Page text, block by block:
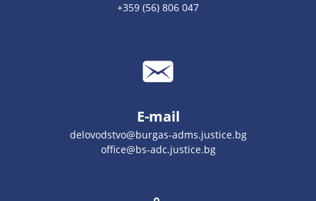
+359 (56) 806 047
E-mail
delovodstvo@burgas-adms.justice.bg
office@bs-adc.justice.bg